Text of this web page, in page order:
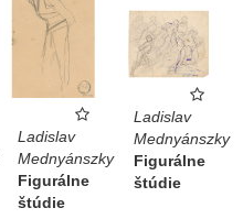
Ladislav
Mednyánszky
Figurálne
štúdie
Ladislav
Mednyánszky
Figurálne
štúdie